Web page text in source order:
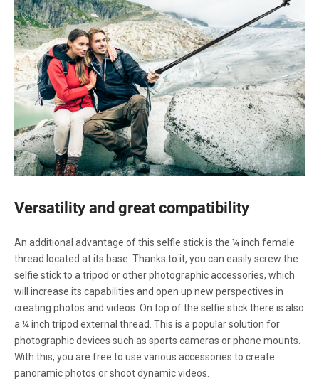
Versatility and great compatibility
An additional advantage of this selfie stick is the ¼ inch female
thread located at its base. Thanks to it, you can easily screw the
selfie stick to a tripod or other photographic accessories, which
will increase its capabilities and open up new perspectives in
creating photos and videos. On top of the selfie stick there is also
a ¼ inch tripod external thread. This is a popular solution for
photographic devices such as sports cameras or phone mounts.
With this, you are free to use various accessories to create
panoramic photos or shoot dynamic videos.